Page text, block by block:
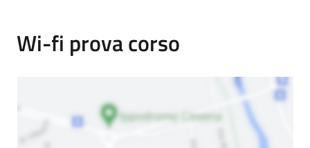
Wi-fi prova corso